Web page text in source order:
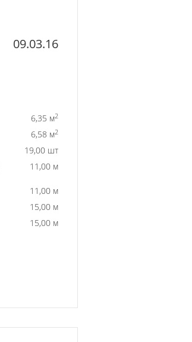
09.03.16
6,35 м2
6,58 м2
19,00 шт
11,00 м
11,00 м
15,00 м
15,00 м